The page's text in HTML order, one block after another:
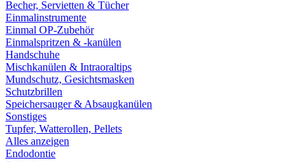
Becher, Servietten & Tücher
Einmalinstrumente
Einmal OP-Zubehör
Einmalspritzen & -kanülen
Handschuhe
Mischkanülen & Intraoraltips
Mundschutz, Gesichtsmasken
Schutzbrillen
Speichersauger & Absaugkanülen
Sonstiges
Tupfer, Watterollen, Pellets
Alles anzeigen
Endodontie